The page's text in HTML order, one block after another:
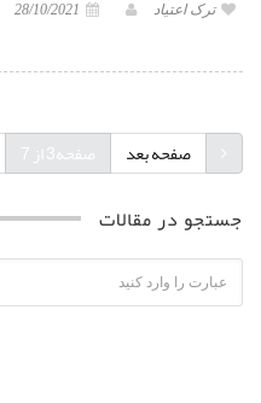
28/10/2021 ترک اعتیاد
صفحه3 از 7 صفحه بعد
جستجو در مقالات